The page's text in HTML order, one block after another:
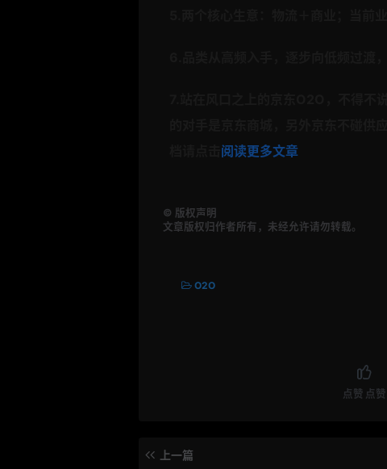
阅读更多文章
© 版权声明
文章版权归作者所有，未经允许请勿转载。
O2O
点赞 点赞
上一篇